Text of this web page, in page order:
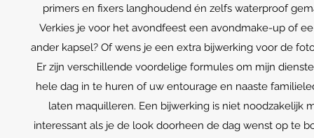
primers en fixers langhoudend én zelfs waterproof
Verkies je voor het avondfeest een avondmake-up of
ander kapsel? Of wens je een extra bijwerking voor de
Er zijn verschillende voordelige formules om mijn
hele dag in te huren of uw entourage en naaste
laten maquilleren. Een bijwerking is niet noodzakelijk
interessant als je de look doorheen de dag wenst op te